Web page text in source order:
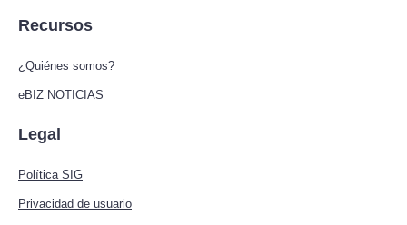
Recursos
¿Quiénes somos?
eBIZ NOTICIAS
Legal
Política SIG
Privacidad de usuario